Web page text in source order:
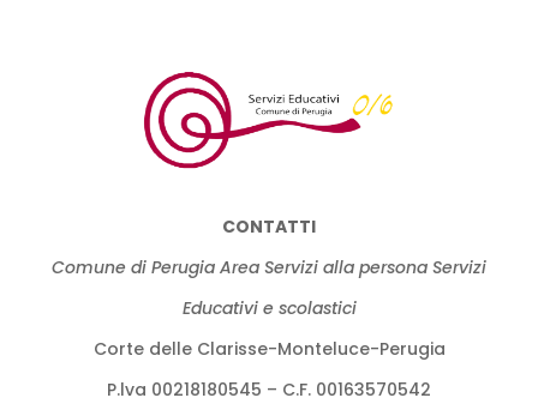
CONTATTI
Comune di Perugia Area Servizi alla persona Servizi
Educativi e scolastici
Corte delle Clarisse-Monteluce-Perugia
P.lva 00218180545 – C.F. 00163570542